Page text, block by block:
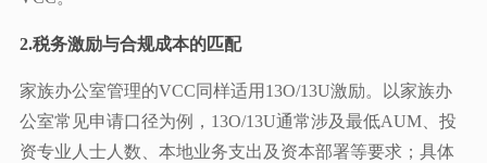
2.税务激励与合规成本的匹配
家族办公室管理的VCC同样适用13O/13U激励。以家族办
公室常见申请口径为例，13O/13U通常涉及最低AUM、投
资专业人士人数、本地业务支出及资本部署等要求；具体